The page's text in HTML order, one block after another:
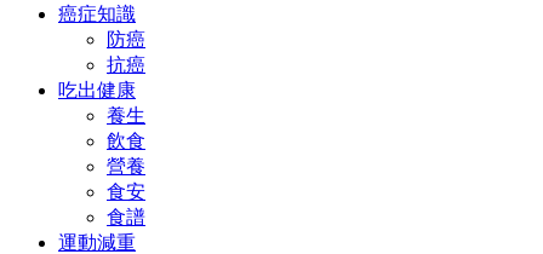
癌症知識
防癌
抗癌
吃出健康
養生
飲食
營養
食安
食譜
運動減重